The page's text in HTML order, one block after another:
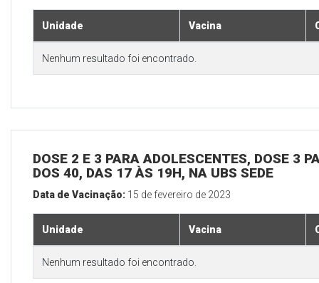
Unidade Vacina
Nenhum resultado foi encontrado.
DOSE 2 E 3 PARA ADOLESCENTES, DOSE 3
DOS 40, DAS 17 ÀS 19H, NA UBS SEDE
Data de Vacinação: 15 de fevereiro de 2023
Unidade Vacina
Nenhum resultado foi encontrado.